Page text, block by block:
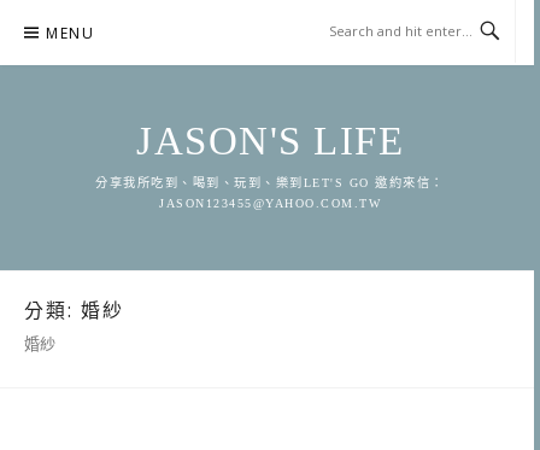
content
MENU
JASON'S LIFE
分享我所吃到、喝到、玩到、樂到LET'S GO 邀約來信：
JASON123455@YAHOO.COM.TW
分類: 婚紗
婚紗